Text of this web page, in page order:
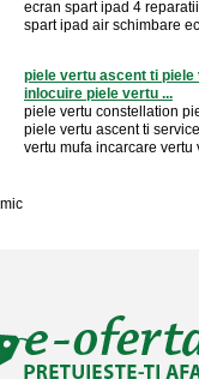
ecran spart ipad 4
spart ipad air schimbare
piele vertu ascent ti
inlocuire piele vertu ...
piele vertu constellation
piele vertu ascent ti
vertu mufa incarcare vertu
mic